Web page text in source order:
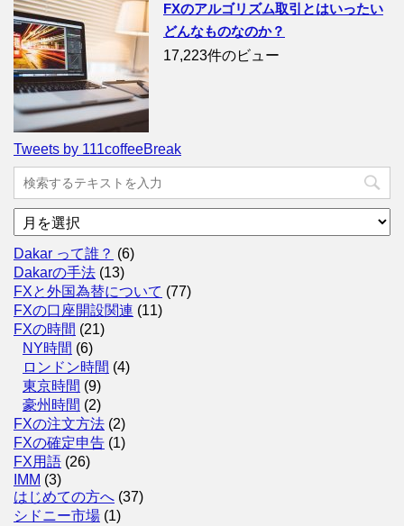
FXのアルゴリズム取引とはいったい
どんなものなのか？
17,223件のビュー
Tweets by 111coffeeBreak
ア
ー
カ
イ
ブ
Dakar って誰？ (6)
Dakarの手法 (13)
FXと外国為替について (77)
FXの口座開設関連 (11)
FXの時間 (21)
NY時間 (6)
ロンドン時間 (4)
東京時間 (9)
豪州時間 (2)
FXの注文方法 (2)
FXの確定申告 (1)
FX用語 (26)
IMM (3)
はじめての方へ (37)
シドニー市場 (1)